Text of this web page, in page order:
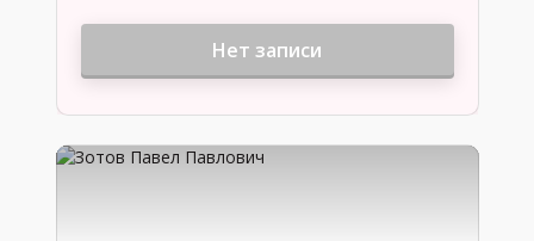
Нет записи